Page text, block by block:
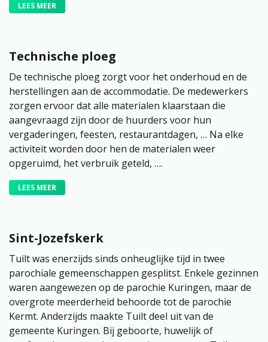
LEES MEER
Technische ploeg
De technische ploeg zorgt voor het onderhoud en de
herstellingen aan de accommodatie. De medewerkers
zorgen ervoor dat alle materialen klaarstaan die
aangevraagd zijn door de huurders voor hun
vergaderingen, feesten, restaurantdagen, … Na elke
activiteit worden door hen de materialen weer
opgeruimd, het verbruik geteld, ….
LEES MEER
Sint-Jozefskerk
Tuilt was enerzijds sinds onheuglijke tijd in twee
parochiale gemeenschappen gesplitst. Enkele gezinnen
waren aangewezen op de parochie Kuringen, maar de
overgrote meerderheid behoorde tot de parochie
Kermt. Anderzijds maakte Tuilt deel uit van de
gemeente Kuringen. Bij geboorte, huwelijk of